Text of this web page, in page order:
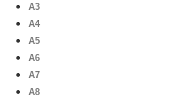
A3
A4
A5
A6
A7
A8